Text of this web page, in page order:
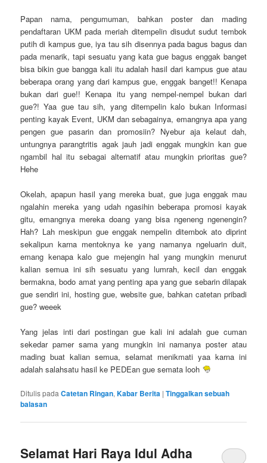
Papan nama, pengumuman, bahkan poster dan mading
pendaftaran UKM pada meriah ditempelin disudut sudut tembok
putih di kampus gue, iya tau sih disennya pada bagus bagus dan
pada menarik, tapi sesuatu yang kata gue bagus enggak banget
bisa bikin gue bangga kali itu adalah hasil dari kampus gue atau
beberapa orang yang dari kampus gue, enggak banget!! Kenapa
bukan dari gue!! Kenapa itu yang nempel-nempel bukan dari
gue?! Yaa gue tau sih, yang ditempelin kalo bukan Informasi
penting kayak Event, UKM dan sebagainya, emangnya apa yang
pengen gue pasarin dan promosiin? Nyebur aja kelaut dah,
untungnya parangtritis agak jauh jadi enggak mungkin kan gue
ngambil hal itu sebagai alternatif atau mungkin prioritas gue?
Hehe
Okelah, apapun hasil yang mereka buat, gue juga enggak mau
ngalahin mereka yang udah ngasihin beberapa promosi kayak
gitu, emangnya mereka doang yang bisa ngeneng ngenengin?
Hah? Lah meskipun gue enggak nempelin ditembok ato diprint
sekalipun karna mentoknya ke yang namanya ngeluarin duit,
emang kenapa kalo gue mejengin hal yang mungkin menurut
kalian semua ini sih sesuatu yang lumrah, kecil dan enggak
bermakna, bodo amat yang penting apa yang gue sebarin dilapak
gue sendiri ini, hosting gue, website gue, bahkan catetan pribadi
gue? weeek
Yang jelas inti dari postingan gue kali ini adalah gue cuman
sekedar pamer sama yang mungkin ini namanya poster atau
mading buat kalian semua, selamat menikmati yaa karna ini
adalah salahsatu hasil ke PEDEan gue semata looh
Ditulis pada Catetan Ringan,Kabar Berita |Tinggalkan sebuah
balasan
Selamat Hari Raya Idul Adha